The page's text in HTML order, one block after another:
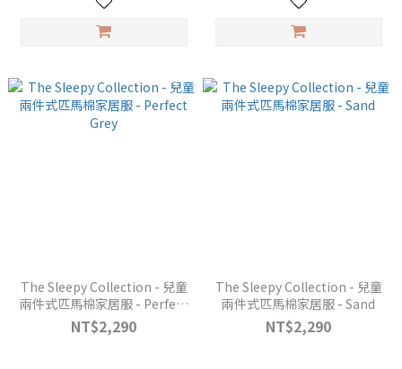
The Sleepy Collection - 兒童
兩件式匹馬棉家居服 - Perfect
Grey
NT$2,290
The Sleepy Collection - 兒童
兩件式匹馬棉家居服 - Sand
NT$2,290